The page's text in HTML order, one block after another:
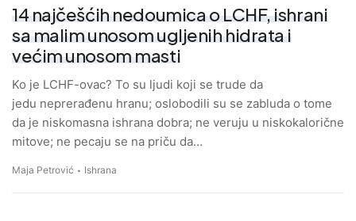
14 najčešćih nedoumica o LCHF, ishrani
sa malim unosom ugljenih hidrata i
većim unosom masti
Ko je LCHF-ovac? To su ljudi koji se trude da
jedu neprerađenu hranu; oslobodili su se zabluda o tome
da je niskomasna ishrana dobra; ne veruju u niskokalorične
mitove; ne pecaju se na priču da…
Maja Petrović Ishrana